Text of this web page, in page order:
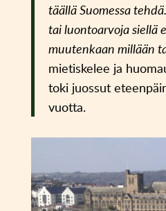
täällä Suomessa
tai luontoarvoja siellä
muutenkaan millään
mietiskelee ja
toki juossut
vuotta.